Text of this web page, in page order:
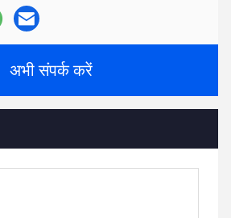
अभी संपर्क करें